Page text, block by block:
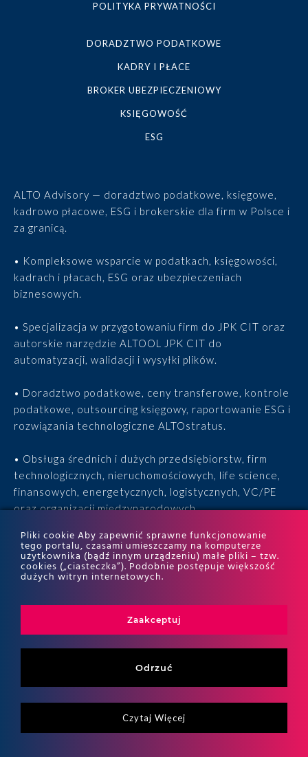
POLITYKA PRYWATNOŚCI
DORADZTWO PODATKOWE
KADRY I PŁACE
BROKER UBEZPIECZENIOWY
KSIĘGOWOŚĆ
ESG
ALTO Advisory — doradztwo podatkowe, księgowe,
kadrowo płacowe, ESG i brokerskie dla firm w Polsce i
za granicą.
• Kompleksowe wsparcie w podatkach, księgowości,
kadrach i płacach, ESG oraz ubezpieczeniach
biznesowych.
• Specjalizacja w przygotowaniu firm do JPK CIT oraz
autorskie narzędzie ALTOOL JPK CIT do
automatyzacji, walidacji i wysyłki plików.
• Doradztwo podatkowe, ceny transferowe, kontrole
podatkowe, outsourcing księgowy, raportowanie ESG i
rozwiązania technologiczne ALTOstratus.
• Obsługa średnich i dużych przedsiębiorstw, firm
technologicznych, nieruchomościowych, life science,
finansowych, energetycznych, logistycznych, VC/PE
oraz organizacji międzynarodowych.
• 15 lat doświadczenia, 170 ekspertów, tysiące
zrealizowanych projektów i wyróżnienia w rankingach
ITR World Tax i ITR World TP.
Pliki cookie Aby zapewnić sprawne funkcjonowanie
tego portalu, czasami umieszczamy na komputerze
użytkownika (bądź innym urządzeniu) małe pliki – tzw.
cookies („ciasteczka”). Podobnie postępuje większość
dużych witryn internetowych.
Zaakceptuj
Odrzuć
Czytaj Więcej